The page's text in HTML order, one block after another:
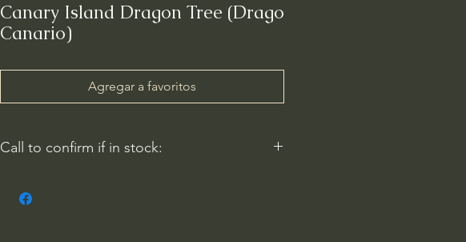
Canary Island Dragon Tree (Drago
Canario)
Agregar a favoritos
Call to confirm if in stock:
WithinNature.info may carry this in stock.